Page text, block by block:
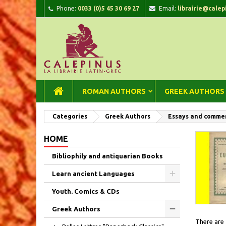
Phone: 0033 (0)5 45 30 69 27 Email:
ROMAN AUTHORS GREEK AUTHORS
Categories Greek Authors Essays and
HOME
Bibliophily and antiquarian Books
Learn ancient Languages
Youth. Comics & CDs
Greek Authors
There are